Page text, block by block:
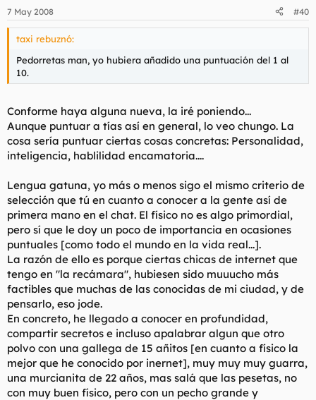
7 May 2008 #40
taxi rebuznó:
Pedorretas man, yo hubiera añadido una puntuación del 1 al
10.
Conforme haya alguna nueva, la iré poniendo...
Aunque puntuar a tías así en general, lo veo chungo. La
cosa sería puntuar ciertas cosas concretas: Personalidad,
inteligencia, hablilidad encamatoria....
Lengua gatuna, yo más o menos sigo el mismo criterio de
selección que tú en cuanto a conocer a la gente así de
primera mano en el chat. El físico no es algo primordial,
pero sí que le doy un poco de importancia en ocasiones
puntuales [como todo el mundo en la vida real...].
La razón de ello es porque ciertas chicas de internet que
tengo en "la recámara", hubiesen sido muuucho más
factibles que muchas de las conocidas de mi ciudad, y de
pensarlo, eso jode.
En concreto, he llegado a conocer en profundidad,
compartir secretos e incluso apalabrar algun que otro
polvo con una gallega de 15 añitos [en cuanto a físico la
mejor que he conocido por inernet], muy muy muy guarra,
una murcianita de 22 años, mas salá que las pesetas, no
con muy buen físico, pero con un pecho grande y